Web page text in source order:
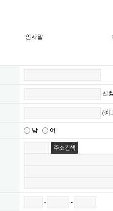
인사말
신
(예
남 여
주소 검색
- -